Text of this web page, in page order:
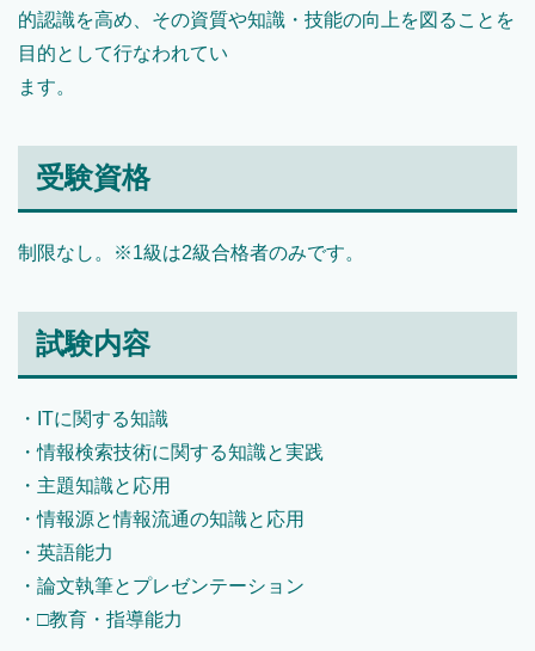
的認識を高め、その資質や知識・技能の向上を図ることを
目的として行なわれてい
ます。
受験資格
制限なし。※1級は2級合格者のみです。
試験内容
・ITに関する知識
・情報検索技術に関する知識と実践
・主題知識と応用
・情報源と情報流通の知識と応用
・英語能力
・論文執筆とプレゼンテーション
・□教育・指導能力